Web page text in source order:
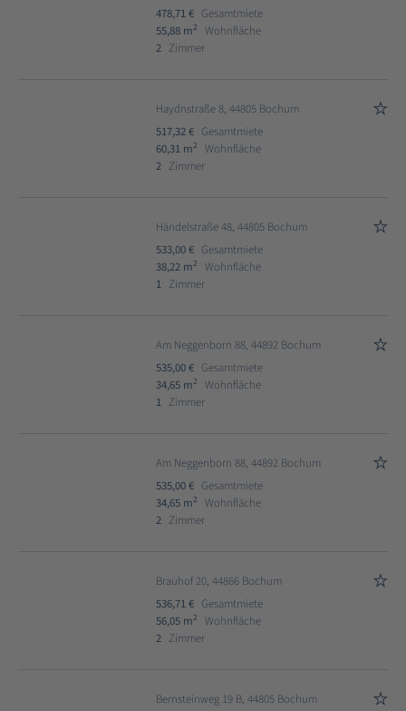
478,71 € Gesamtmiete
55,88 m2
Wohnfläche
2 Zimmer
Haydnstraße 8, 44805 Bochum
517,32 € Gesamtmiete
60,31 m2
Wohnfläche
2 Zimmer
Händelstraße 48, 44805 Bochum
533,00 € Gesamtmiete
38,22 m2
Wohnfläche
1 Zimmer
Am Neggenborn 88, 44892 Bochum
535,00 € Gesamtmiete
34,65 m2
Wohnfläche
1 Zimmer
Am Neggenborn 88, 44892 Bochum
535,00 € Gesamtmiete
34,65 m2
Wohnfläche
2 Zimmer
Brauhof 20, 44866 Bochum
536,71 € Gesamtmiete
56,05 m2
Wohnfläche
2 Zimmer
Bernsteinweg 19 B, 44805 Bochum